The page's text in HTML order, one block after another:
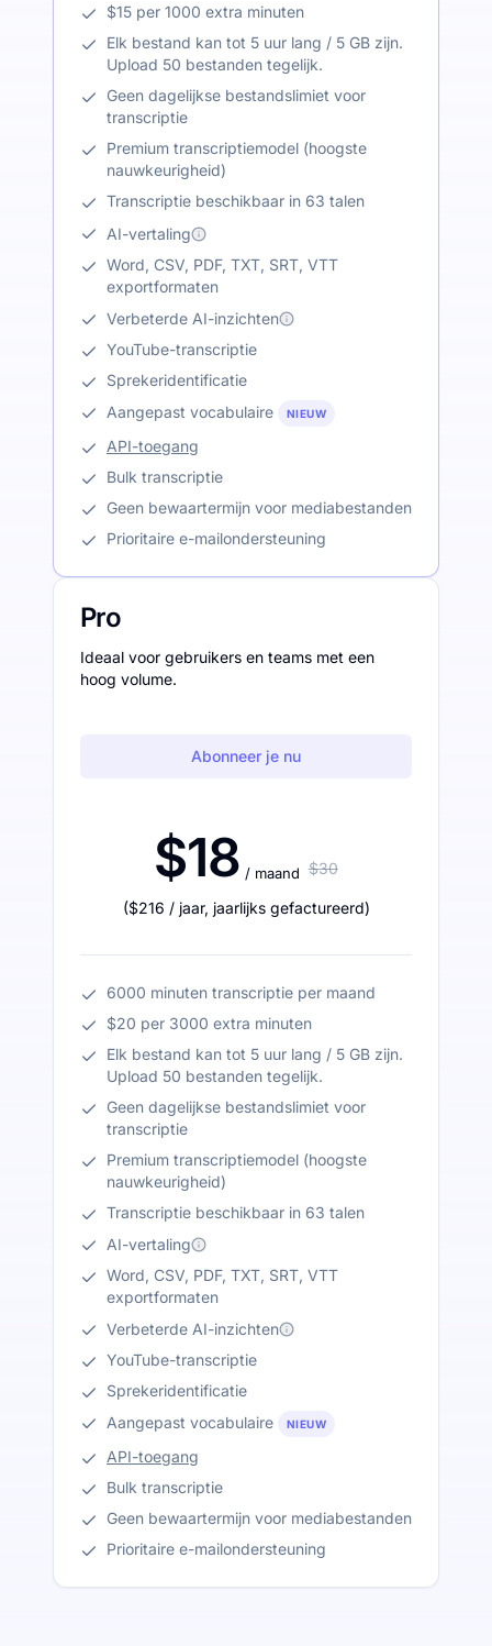
$15 per 1000 extra minuten
Elk bestand kan tot 5 uur lang / 5 GB zijn.
Upload 50 bestanden tegelijk.
Geen dagelijkse bestandslimiet voor
transcriptie
Premium transcriptiemodel (hoogste
nauwkeurigheid)
Transcriptie beschikbaar in 63 talen
AI-vertaling
Word, CSV, PDF, TXT, SRT, VTT
exportformaten
Verbeterde AI-inzichten
YouTube-transcriptie
Sprekeridentificatie
Aangepast vocabulaire
NIEUW
API-toegang
Bulk transcriptie
Geen bewaartermijn voor mediabestanden
Prioritaire e-mailondersteuning
Pro
Ideaal voor gebruikers en teams met een
hoog volume.
Abonneer je nu
$18 / maand $30
($216 / jaar, jaarlijks gefactureerd)
6000 minuten transcriptie per maand
$20 per 3000 extra minuten
Elk bestand kan tot 5 uur lang / 5 GB zijn.
Upload 50 bestanden tegelijk.
Geen dagelijkse bestandslimiet voor
transcriptie
Premium transcriptiemodel (hoogste
nauwkeurigheid)
Transcriptie beschikbaar in 63 talen
AI-vertaling
Word, CSV, PDF, TXT, SRT, VTT
exportformaten
Verbeterde AI-inzichten
YouTube-transcriptie
Sprekeridentificatie
Aangepast vocabulaire
NIEUW
API-toegang
Bulk transcriptie
Geen bewaartermijn voor mediabestanden
Prioritaire e-mailondersteuning